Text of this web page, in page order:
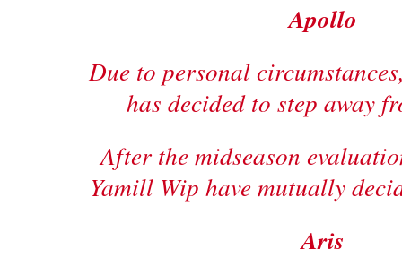
Apollo
Due to personal
has decided to step away
After the midseason
Yamill Wip have mutually
Aris